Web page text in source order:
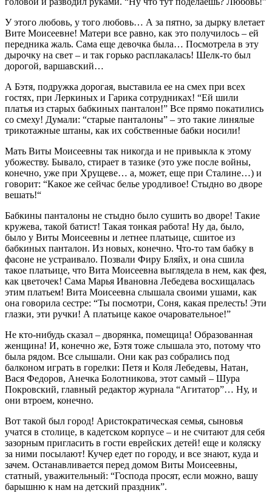
У этого любовь, у того любовь… А за пятно, за дырку влетает
Вите Моисеевне! Матери все равно, как это получилось – ей
передника жаль. Сама еще девочка была… Посмотрела в эту
дырочку на свет – и так горько расплакалась! Шелк-то был
дорогой, варшавский…
А Бэтя, подружка дорогая, выставила ее на смех при всех
гостях, при Леркиных и Гарика сотрудниках! “Ей шили
платья из старых бабкиных панталон!” Все прямо покатились
со смеху! Думали: “старые панталоны” – это такие линялые
трикотажные штаны, как их собственные бабки носили!
Мать Виты Моисеевны так никогда и не привыкла к этому
убожеству. Бывало, стирает в тазике (это уже после войны,
конечно, уже при Хрущеве… а, может, еще при Сталине…) и
говорит: “Какое же сейчас белье уродливое! Стыдно во дворе
вешать!“
Бабкины панталоны не стыдно было сушить во дворе! Такие
кружева, такой батист! Такая тонкая работа! Ну да, было,
было у Виты Моисеевны и летнее платьице, сшитое из
бабкиных панталон. Из новых, конечно. Что-то там бабку в
фасоне не устраивало. Позвали Фиру Бляйх, и она сшила
такое платьице, что Вита Моисеевна выглядела в нем, как фея,
как цветочек! Сама Марья Ивановна Лебедева восхищалась
этим платьем! Вита Моисеевна слышала своими ушами, как
она говорила сестре: “Ты посмотри, Соня, какая прелесть! Эти
глазки, эти ручки! А платьице какое очаровательное!”
Не кто-нибудь сказал – дворянка, помещица! Образованная
женщина! И, конечно же, Бэтя тоже слышала это, потому что
была рядом. Все слышали. Они как раз собрались под
балконом играть в горелки: Петя и Коля Лебедевы, Натан,
Вася Федоров, Анечка Болотникова, этот самый – Шура
Покровский, главный редактор журнала “Агитатор”… Ну, и
они втроем, конечно.
Вот такой был город! Аристократическая семья, сыновья
учатся в столице, в кадетском корпусе – и не считают для себя
зазорным пригласить в гости еврейских детей! еще и коляску
за ними посылают! Кучер едет по городу, и все знают, куда и
зачем. Останавливается перед домом Виты Моисеевны,
статный, уважительный: “Господа просят, если можно, вашу
барышню к нам на детский праздник”.